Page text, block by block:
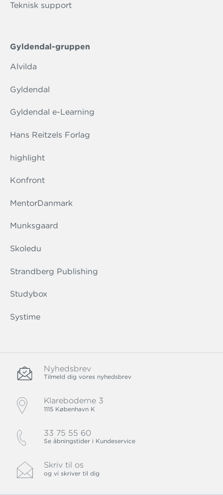
Teknisk support
Gyldendal-gruppen
Alvilda
Gyldendal
Gyldendal e-Learning
Hans Reitzels Forlag
highlight
Konfront
MentorDanmark
Munksgaard
Skoledu
Strandberg Publishing
Studybox
Systime
Nyhedsbrev
Tilmeld dig vores nyhedsbrev
Klareboderne 3
1115 København K
33 75 55 60
Se åbningstider i Kundeservice
Skriv til os
og vi skriver til dig